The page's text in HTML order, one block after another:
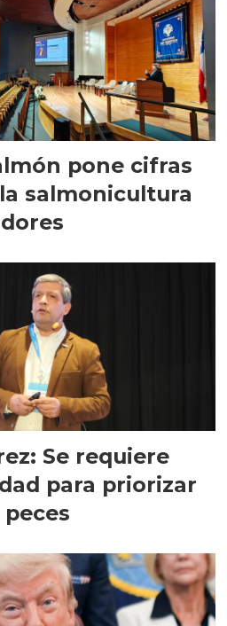
pone cifras
salmonicultura
Se requiere
para priorizar